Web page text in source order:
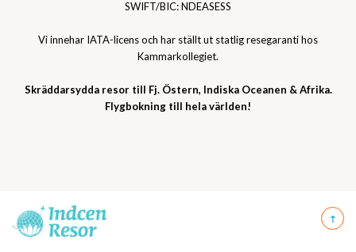
SWIFT/BIC: NDEASESS
Vi innehar IATA-licens och har ställt ut statlig resegaranti hos
Kammarkollegiet.
Skräddarsydda resor till Fj. Östern, Indiska Oceanen & Afrika.
Flygbokning till hela världen!